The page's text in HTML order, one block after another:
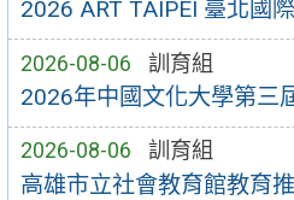
2026 ART TAIPEI 臺北國
2026-08-06 訓育組
2026年中國文化大學第三
2026-08-06 訓育組
高雄市立社會教育館教育